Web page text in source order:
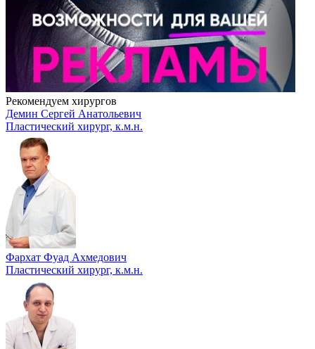
Рекомендуем хирургов
Демин Сергей Анатольевич
Пластический хирург, к.м.н.
Фархат Фуад Ахмедович
Пластический хирург, к.м.н.